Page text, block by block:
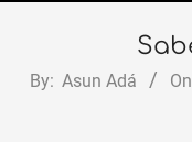
By: Asun Adá